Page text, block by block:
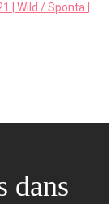
| Wild / Sponta |
dans